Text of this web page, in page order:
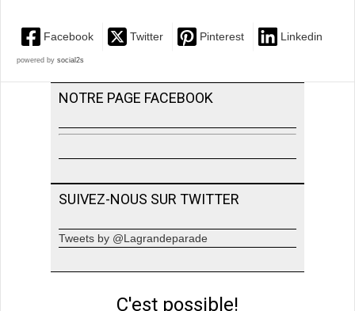
Facebook Twitter Pinterest Linkedin
powered by social2s
NOTRE PAGE FACEBOOK
SUIVEZ-NOUS SUR TWITTER
Tweets by @Lagrandeparade
C'est possible!